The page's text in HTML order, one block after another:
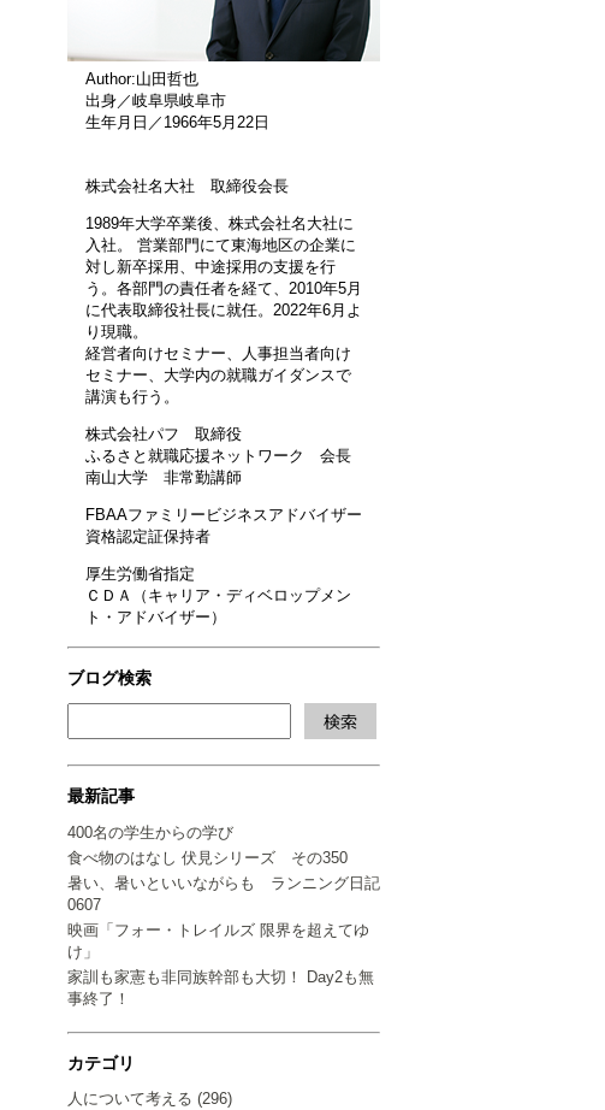
Author:山田哲也
出身／岐阜県岐阜市
生年月日／1966年5月22日
株式会社名大社 取締役会長
1989年大学卒業後、株式会社名大社に
入社。 営業部門にて東海地区の企業に
対し新卒採用、中途採用の支援を行
う。各部門の責任者を経て、2010年5月
に代表取締役社長に就任。2022年6月よ
り現職。
経営者向けセミナー、人事担当者向け
セミナー、大学内の就職ガイダンスで
講演も行う。
株式会社パフ 取締役
ふるさと就職応援ネットワーク 会長
南山大学 非常勤講師
FBAAファミリービジネスアドバイザー
資格認定証保持者
厚生労働省指定
ＣＤＡ（キャリア・ディベロップメン
ト・アドバイザー）
ブログ検索
最新記事
400名の学生からの学び
食べ物のはなし 伏見シリーズ その350
暑い、暑いといいながらも ランニング日記
0607
映画「フォー・トレイルズ 限界を超えてゆ
け」
家訓も家憲も非同族幹部も大切！ Day2も無
事終了！
カテゴリ
人について考える (296)